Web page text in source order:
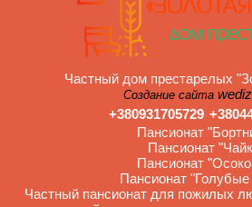
Частный дом престарелых
Создание сайта
+380931705729
Пансионат
Пансионат
Пансионат
Пансионат "Голубые
Частный пансионат для пожилых